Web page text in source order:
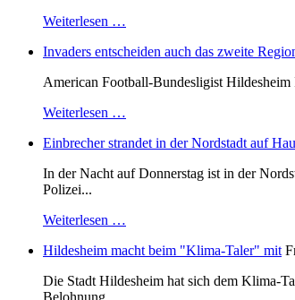
Weiterlesen …
Invaders entscheiden auch das zweite
American Football-Bundesligist Hildesheim
Weiterlesen …
Einbrecher strandet in der Nordstadt auf
In der Nacht auf Donnerstag ist in der
Polizei...
Weiterlesen …
Hildesheim macht beim "Klima-Taler" mit
Die Stadt Hildesheim hat sich dem Klima-